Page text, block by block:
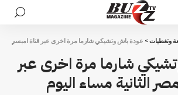
وتغطيات> عودة باش وتشيكي شارما مرة اخرى عبر قناة امبسي مصر
شارما مرة اخرى عبر
الثانية مساء اليوم